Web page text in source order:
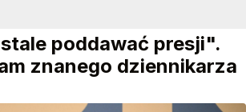
poddawać presji".
znanego dziennikarza